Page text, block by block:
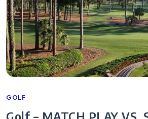
Categories
GOLF
Golf – MATCH PLAY VS.